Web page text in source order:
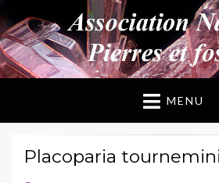
ANPF
Association Nantaise Pierres et
MENU
Placoparia tournemini